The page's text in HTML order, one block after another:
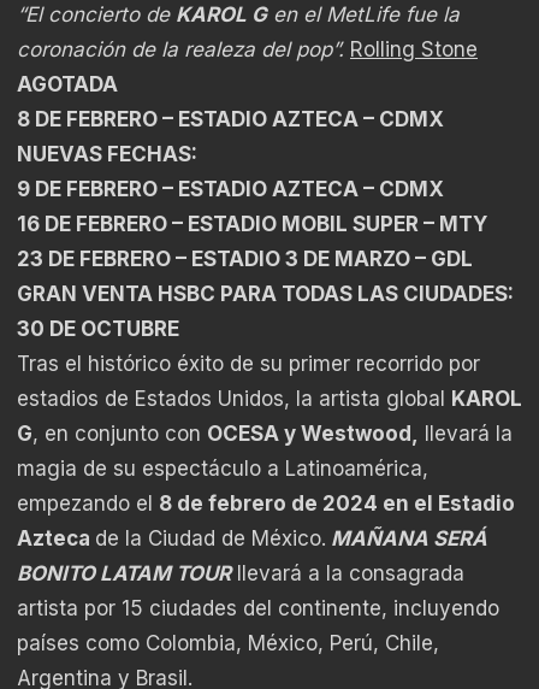
“El concierto de KAROL Gen el MetLife fue la
coronación de la realeza del pop”. Rolling Stone
AGOTADA
8 DE FEBRERO – ESTADIO AZTECA – CDMX
NUEVAS FECHAS:
9 DE FEBRERO – ESTADIO AZTECA – CDMX
16 DE FEBRERO – ESTADIO MOBIL SUPER – MTY
23 DE FEBRERO – ESTADIO 3 DE MARZO – GDL
GRAN VENTA HSBC PARA TODAS LAS CIUDADES:
30 DE OCTUBRE
Tras el histórico éxito de su primer recorrido por
estadios de Estados Unidos, la artista global KAROL
G, en conjunto con OCESA y Westwood,
llevará la
magia de su espectáculo a Latinoamérica,
empezando el 8 de febrero de 2024 en el Estadio
Azteca de la Ciudad de México. MAÑANA SERÁ
BONITO LATAM TOURllevará a la consagrada
artista por 15 ciudades del continente, incluyendo
países como Colombia, México, Perú, Chile,
Argentina y Brasil.